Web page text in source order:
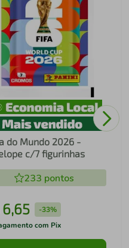
do Mundo 2026 -
c/7 figurinhas
233 pontos
6,65 -33%
com Pix